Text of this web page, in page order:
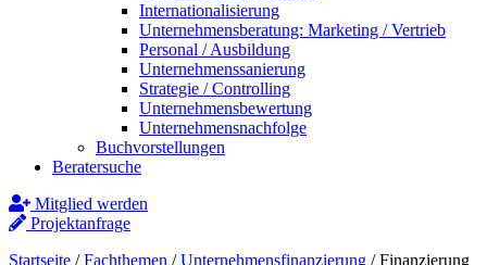
Internationalisierung
Unternehmensberatung: Marketing / Vertrieb
Personal / Ausbildung
Unternehmenssanierung
Strategie / Controlling
Unternehmensbewertung
Unternehmensnachfolge
Buchvorstellungen
Beratersuche
Mitglied werden
Projektanfrage
Startseite /Fachthemen /Unternehmensfinanzierung /Finanzierung